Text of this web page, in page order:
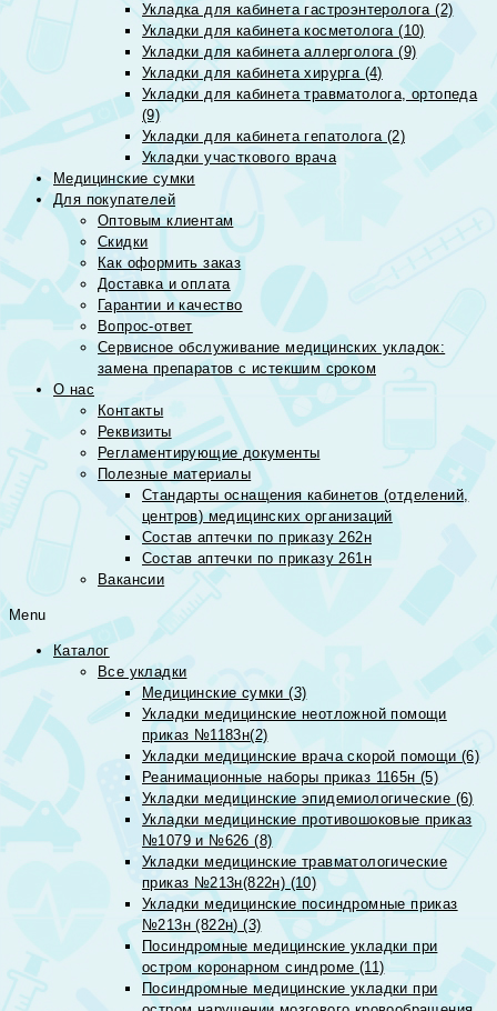
Укладка для кабинета гастроэнтеролога (2)
Укладки для кабинета косметолога (10)
Укладки для кабинета аллерголога (9)
Укладки для кабинета хирурга (4)
Укладки для кабинета травматолога, ортопеда
(9)
Укладки для кабинета гепатолога (2)
Укладки участкового врача
Медицинские сумки
Для покупателей
Оптовым клиентам
Скидки
Как оформить заказ
Доставка и оплата
Гарантии и качество
Вопрос-ответ
Сервисное обслуживание медицинских укладок:
замена препаратов с истекшим сроком
О нас
Контакты
Реквизиты
Регламентирующие документы
Полезные материалы
Стандарты оснащения кабинетов (отделений,
центров) медицинских организаций
Состав аптечки по приказу 262н
Состав аптечки по приказу 261н
Вакансии
Menu
Каталог
Все укладки
Медицинские сумки (3)
Укладки медицинские неотложной помощи
приказ №1183н(2)
Укладки медицинские врача скорой помощи (6)
Реанимационные наборы приказ 1165н (5)
Укладки медицинские эпидемиологические (6)
Укладки медицинские противошоковые приказ
№1079 и №626 (8)
Укладки медицинские травматологические
приказ №213н(822н) (10)
Укладки медицинские посиндромные приказ
№213н (822н) (3)
Посиндромные медицинские укладки при
остром коронарном синдроме (11)
Посиндромные медицинские укладки при